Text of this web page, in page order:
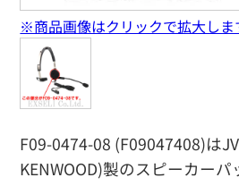
F09-0474-08 (F09047408)は
KENWOOD)製のスピーカーパ
※商品画像はクリックで拡大しま